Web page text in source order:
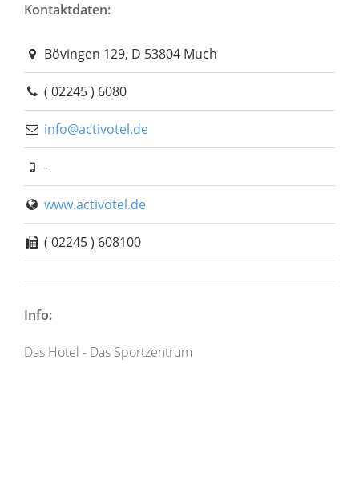
Kontaktdaten:
Bövingen 129, D 53804 Much
( 02245 ) 6080
info@activotel.de
-
www.activotel.de
( 02245 ) 608100
Info:
Das Hotel - Das Sportzentrum